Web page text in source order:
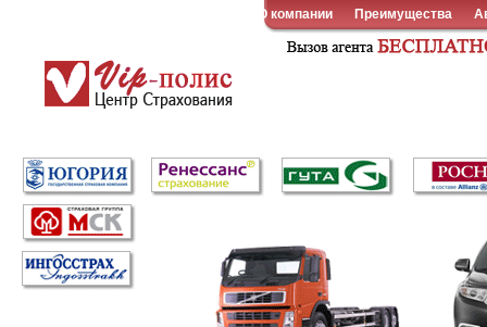
О компании Преимущества